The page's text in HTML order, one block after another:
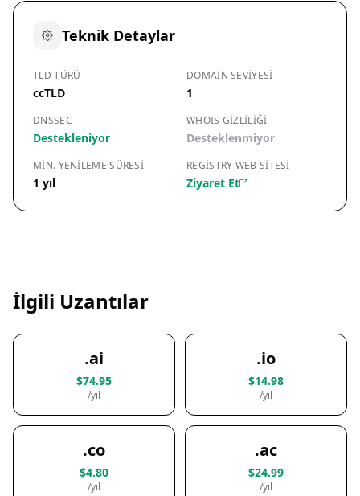
Teknik Detaylar
TLD TÜRÜ
ccTLD
DOMAIN SEVIYESI
1
DNSSEC
Destekleniyor
WHOIS GIZLILIĞI
Desteklenmiyor
MIN. YENILEME SÜRESI
1 yıl
REGISTRY WEB SITESI
Ziyaret Et
İlgili Uzantılar
.ai
$74.95
/yıl
.io
$14.98
/yıl
.co
$4.80
/yıl
.ac
$24.99
/yıl